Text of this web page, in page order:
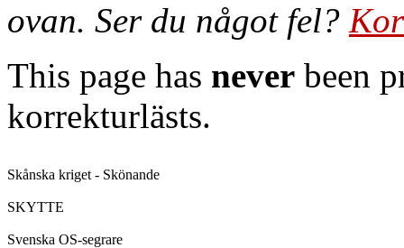
ovan. Ser du något fel?
This page has never been
korrekturlästs.
Skånska kriget - Skönande
SKYTTE
Svenska OS-segrare